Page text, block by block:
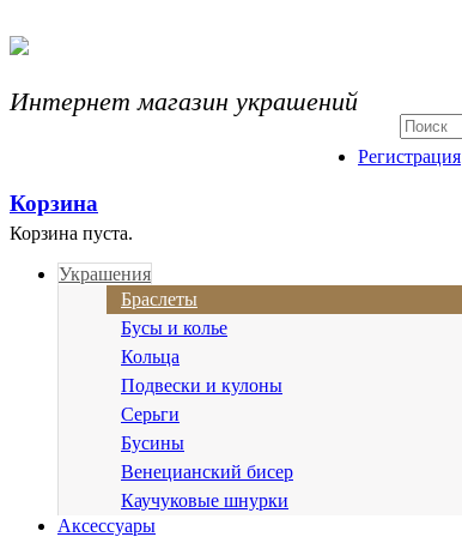
Интернет магазин украшений
Регистрация
Корзина
Корзина пуста.
Украшения
Браслеты
Бусы и колье
Кольца
Подвески и кулоны
Серьги
Бусины
Венецианский бисер
Каучуковые шнурки
Аксессуары